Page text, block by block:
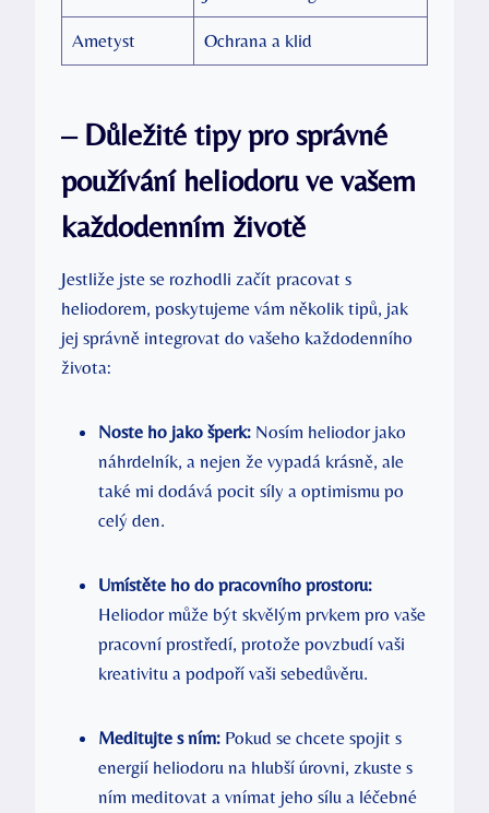
Ametyst Ochrana a klid
– Důležité tipy pro správné
používání heliodoru ve vašem
každodenním životě
Jestliže jste se rozhodli začít pracovat s
heliodorem, poskytujeme vám několik tipů, jak
jej správně integrovat do vašeho každodenního
života:
Noste ho jako šperk: Nosím heliodor jako
náhrdelník, a nejen že vypadá krásně, ale
také mi dodává pocit síly a optimismu po
celý den.
Umístěte ho do pracovního prostoru:
Heliodor může být skvělým prvkem pro vaše
pracovní prostředí, protože povzbudí vaši
kreativitu a podpoří vaši sebedůvěru.
Meditujte s ním: Pokud se chcete spojit s
energií heliodoru na hlubší úrovni, zkuste s
ním meditovat a vnímat jeho sílu a léčebné